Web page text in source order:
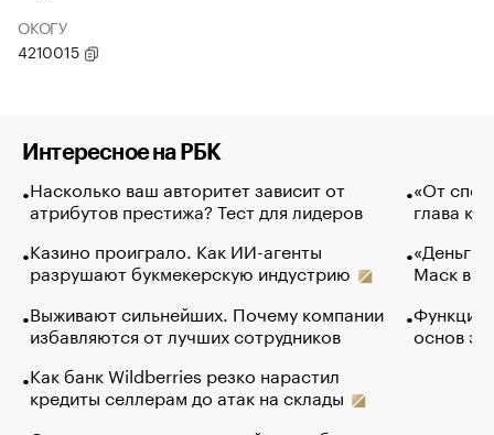
ОКОГУ
4210015
Интересное на РБК
Насколько ваш авторитет зависит от
атрибутов престижа? Тест для лидеров
Казино проиграло. Как ИИ-агенты
разрушают букмекерскую индустрию
Выживают сильнейших. Почему компании
избавляются от лучших сотрудников
Как банк Wildberries резко нарастил
кредиты селлерам до атак на склады
«От
глава
«Деньги
Маск в
Функции
основ